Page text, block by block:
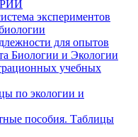
экспериментов
для опытов
Биологии и Экологии
учебных
по экологии и
пособия. Таблицы